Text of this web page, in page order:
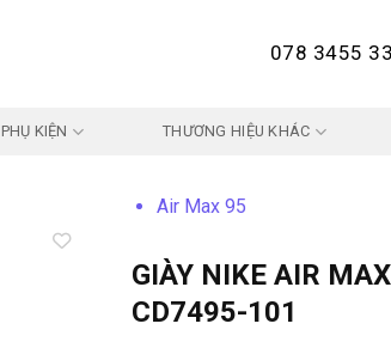
078 3455
PHỤ KIỆN THƯƠNG HIỆU KHÁC
Air Max 95
GIÀY NIKE AIR
CD7495-101